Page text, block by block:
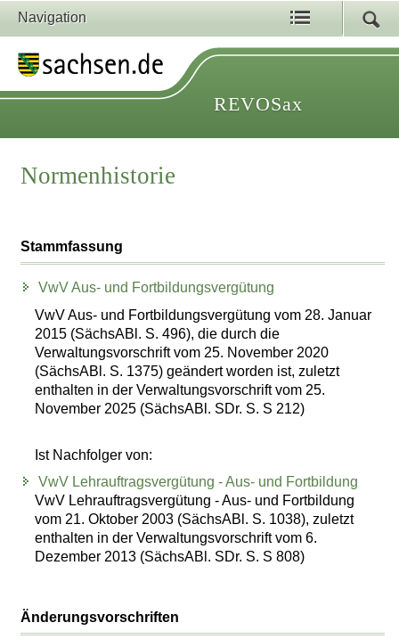
Navigation
REVOSax
Normenhistorie
Stammfassung
VwV Aus- und Fortbildungsvergütung
VwV Aus- und Fortbildungsvergütung vom 28. Januar
2015 (SächsABl. S. 496), die durch die
Verwaltungsvorschrift vom 25. November 2020
(SächsABl. S. 1375) geändert worden ist, zuletzt
enthalten in der Verwaltungsvorschrift vom 25.
November 2025 (SächsABl. SDr. S. S 212)
Ist Nachfolger von:
VwV Lehrauftragsvergütung - Aus- und Fortbildung
VwV Lehrauftragsvergütung - Aus- und Fortbildung
vom 21. Oktober 2003 (SächsABl. S. 1038), zuletzt
enthalten in der Verwaltungsvorschrift vom 6.
Dezember 2013 (SächsABl. SDr. S. S 808)
Änderungsvorschriften